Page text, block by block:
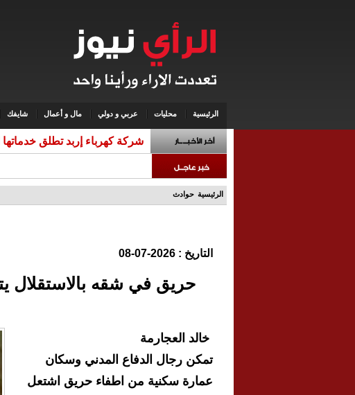
الرئيسية محليات عربي و دولي مال و أعمال شايفك
شركة كهرباء إربد تطلق خدماتها
الرئيسية حوادث
التاريخ : 2026-07-08
حريق في شقه بالاستقلال
خالد العجارمة
تمكن رجال الدفاع المدني وسكان
عمارة سكنية من اطفاء حريق اشتعل